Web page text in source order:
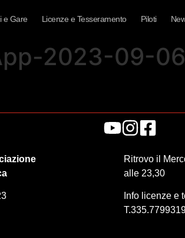
e Gare Licenze e Tesseramento Piloti
2023-09-
Ritrovo il
alle 23,30
Info licenze e